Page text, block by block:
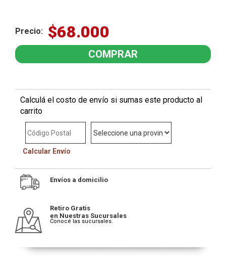
Precio: $68.000
Calculá el costo de envío si sumas este producto al
carrito
Calcular Envío
Envíos a domicilio
Retiro Gratis
en Nuestras Sucursales
Conocé las sucursales.